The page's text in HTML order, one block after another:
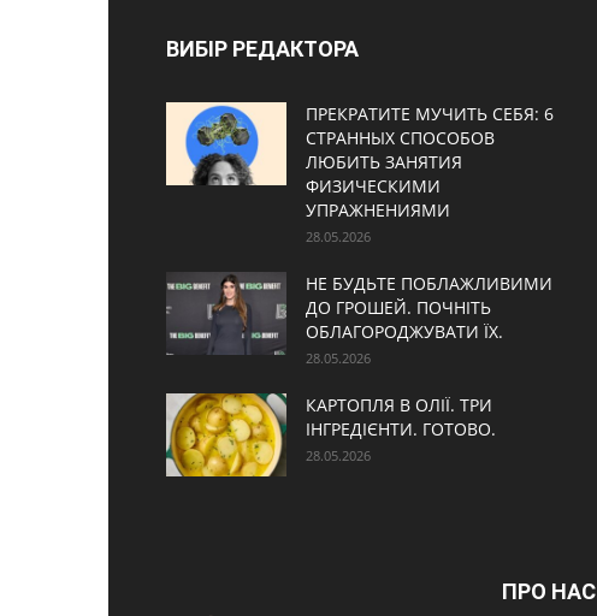
ВИБІР РЕДАКТОРА
ПРЕКРАТИТЕ МУЧИТЬ СЕБЯ: 6
СТРАННЫХ СПОСОБОВ
ЛЮБИТЬ ЗАНЯТИЯ
ФИЗИЧЕСКИМИ
УПРАЖНЕНИЯМИ
28.05.2026
НЕ БУДЬТЕ ПОБЛАЖЛИВИМИ
ДО ГРОШЕЙ. ПОЧНІТЬ
ОБЛАГОРОДЖУВАТИ ЇХ.
28.05.2026
КАРТОПЛЯ В ОЛІЇ. ТРИ
ІНГРЕДІЄНТИ. ГОТОВО.
28.05.2026
ПРО НАС